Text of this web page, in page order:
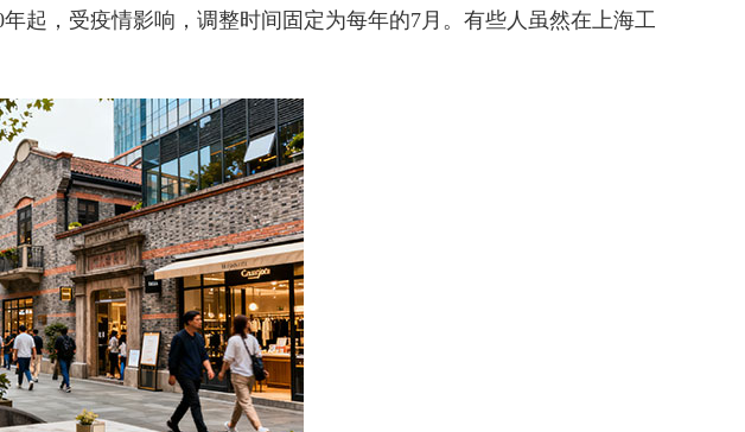
，受疫情影响，调整时间固定为每年的7月。有些人虽然在上海工